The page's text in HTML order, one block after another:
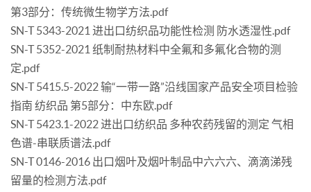
第3部分：传统微生物学方法.pdf
SN-T 5343-2021 进出口纺织品功能性检测 防水透湿性.pdf
SN-T 5352-2021 纸制耐热材料中全氟和多氟化合物的测
定.pdf
SN-T 5415.5-2022 输“一带一路”沿线国家产品安全项目检验
指南 纺织品 第5部分：中东欧.pdf
SN-T 5423.1-2022 进出口纺织品 多种农药残留的测定 气相
色谱-串联质谱法.pdf
SN-T 0146-2016 出口烟叶及烟叶制品中六六六、滴滴涕残
留量的检测方法.pdf